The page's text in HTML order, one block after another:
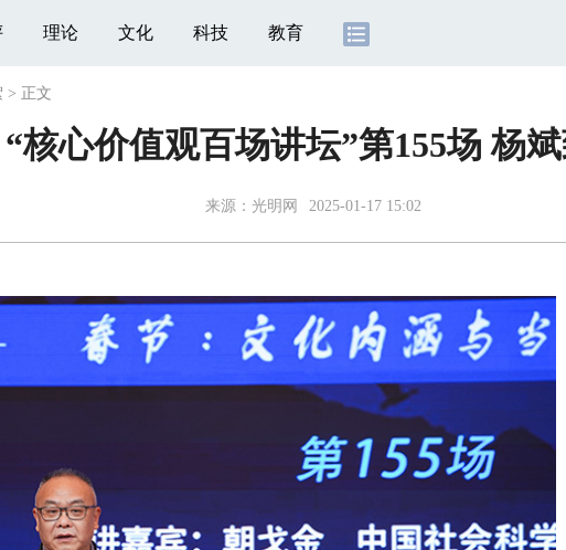
理论 文化 科技 教育
> 正文
“核心价值观百场讲坛”第155场 杨
来源： 光明网 2025-01-17 15:02